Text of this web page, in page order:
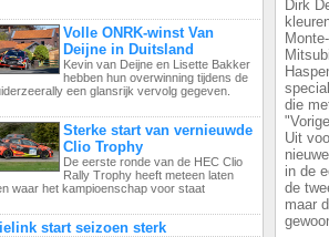
Volle ONRK-winst Van
Deijne in Duitsland
Kevin van Deijne en Lisette Bakker
hebben hun overwinning tijdens de
een glansrijk vervolg gegeven.
Sterke start van vernieuwde
Clio Trophy
De eerste ronde van de HEC Clio
Rally Trophy heeft meteen laten
waar het kampioenschap voor staat
start seizoen sterk
Dirk
die
Uit
in de
de
maar